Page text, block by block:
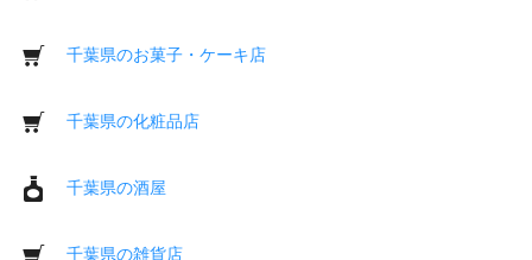
千葉県のお菓子・ケーキ店
千葉県の化粧品店
千葉県の酒屋
千葉県の雑貨店